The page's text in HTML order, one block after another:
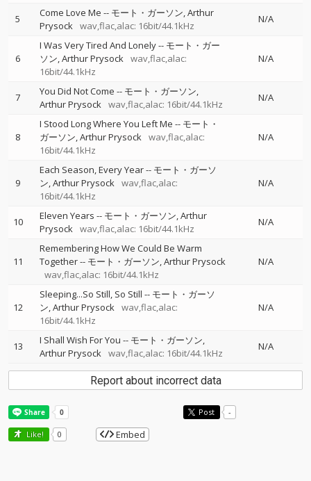
5 Come Love Me -- モート・ガーソン Arthur
Prysock wav,flac,alac: 16bit/44.1kHz
N/A
6
I Was Very Tired And Lonely-- モート・ガー
ソン Arthur Prysock wav,flac,alac:
16bit/44.1kHz
N/A
7 You Did Not Come -- モート・ガーソン
Arthur Prysock wav,flac,alac: 16bit/44.1kHz
N/A
8
I Stood Long Where You Left Me -- モート・
ガーソン Arthur Prysock wav,flac,alac:
16bit/44.1kHz
N/A
9
Each Season, Every Year-- モート・ガーソ
ン Arthur Prysock wav,flac,alac:
16bit/44.1kHz
N/A
10 Eleven Years -- モート・ガーソン Arthur
Prysock wav,flac,alac: 16bit/44.1kHz
N/A
11
Remembering How We Could Be Warm
Together-- モート・ガーソン Arthur Prysock
wav,flac,alac: 16bit/44.1kHz
N/A
12
Sleeping...So Still, So Still -- モート・ガーソ
ン Arthur Prysock wav,flac,alac:
16bit/44.1kHz
N/A
13 I Shall Wish For You -- モート・ガーソン
Arthur Prysock wav,flac,alac: 16bit/44.1kHz
N/A
Report about incorrect data
Post -
Like! 0 Embed